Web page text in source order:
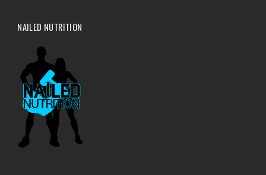
NAILED NUTRITION